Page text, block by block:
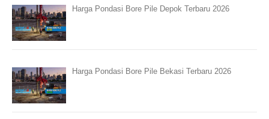
Harga Pondasi Bore Pile Depok Terbaru 2026
Harga Pondasi Bore Pile Bekasi Terbaru 2026